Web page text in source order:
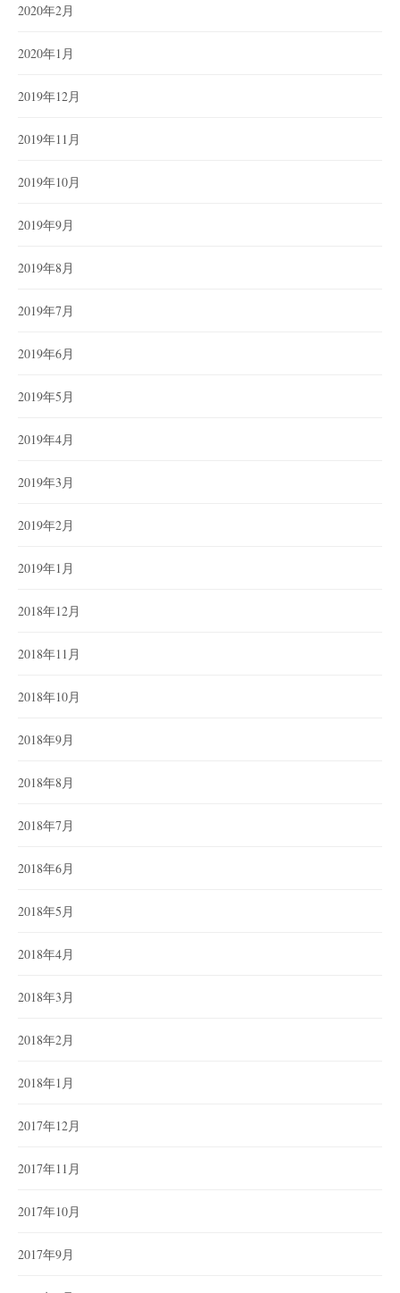
2020年2月
2020年1月
2019年12月
2019年11月
2019年10月
2019年9月
2019年8月
2019年7月
2019年6月
2019年5月
2019年4月
2019年3月
2019年2月
2019年1月
2018年12月
2018年11月
2018年10月
2018年9月
2018年8月
2018年7月
2018年6月
2018年5月
2018年4月
2018年3月
2018年2月
2018年1月
2017年12月
2017年11月
2017年10月
2017年9月